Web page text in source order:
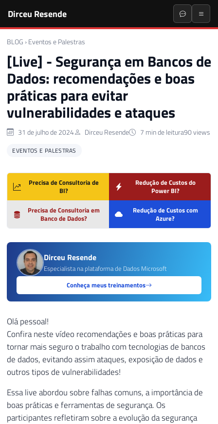
Dirceu Resende
BLOG › Eventos e Palestras
[Live] - Segurança em Bancos de
Dados: recomendações e boas
práticas para evitar
vulnerabilidades e ataques
31 de julho de 2024 Dirceu Resende 7 min de leitura90 views
EVENTOS E PALESTRAS
Precisa de Consultoria de
BI?
Redução de Custos do
Power BI?
Precisa de Consultoria em
Banco de Dados?
Redução de Custos com
Azure?
Dirceu Resende
Especialista na plataforma de Dados Microsoft
Conheça meus treinamentos
Olá pessoal!
Confira neste vídeo recomendações e boas práticas para
tornar mais seguro o trabalho com tecnologias de bancos
de dados, evitando assim ataques, exposição de dados e
outros tipos de vulnerabilidades!
Essa live abordou sobre falhas comuns, a importância de
boas práticas e ferramentas de segurança. Os
participantes refletiram sobre a evolução da segurança